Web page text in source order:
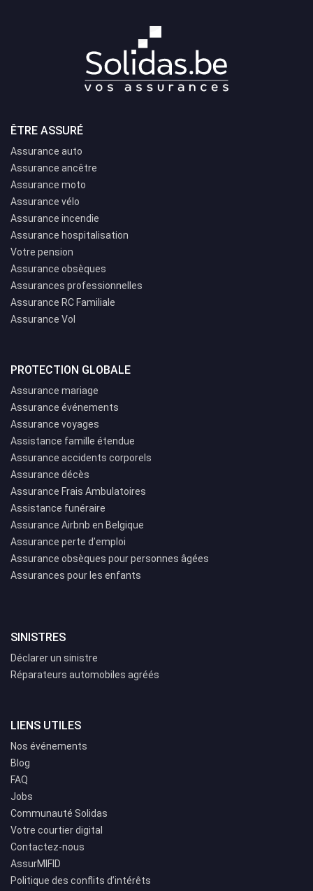
ÊTRE ASSURÉ
Assurance auto
Assurance ancêtre
Assurance moto
Assurance vélo
Assurance incendie
Assurance hospitalisation
Votre pension
Assurance obsèques
Assurances professionnelles
Assurance RC Familiale
Assurance Vol
PROTECTION GLOBALE
Assurance mariage
Assurance événements
Assurance voyages
Assistance famille étendue
Assurance accidents corporels
Assurance décès
Assurance Frais Ambulatoires
Assistance funéraire
Assurance Airbnb en Belgique
Assurance perte d’emploi
Assurance obsèques pour personnes âgées
Assurances pour les enfants
SINISTRES
Déclarer un sinistre
Réparateurs automobiles agréés
LIENS UTILES
Nos événements
Blog
FAQ
Jobs
Communauté Solidas
Votre courtier digital
Contactez-nous
AssurMIFID
Politique des conflits d’intérêts